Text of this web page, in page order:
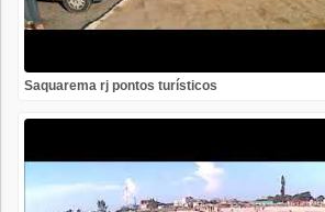
Saquarema rj pontos turísticos